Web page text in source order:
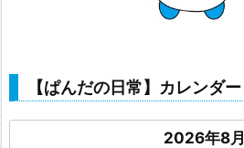
【ぱんだの日常】カレンダー
2026年8月